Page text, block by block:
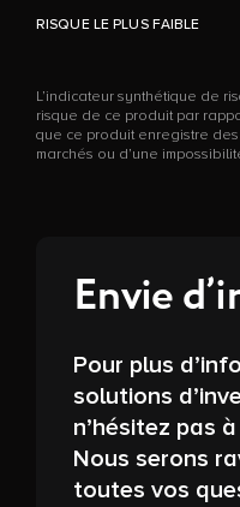
RISQUE LE PLUS FAIBLE
L’indicateur synthétique de
risque de ce produit par
que ce produit enregistre
marchés ou d’une
Envie
Pour plus
solutions
n’hésitez pas
Nous serons
toutes vos